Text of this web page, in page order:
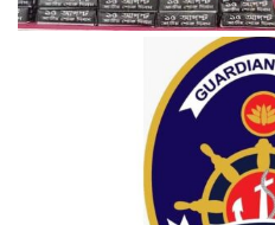
জাতীয় শোকদিবসে যশোরের